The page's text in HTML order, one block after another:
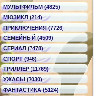
МУЛЬТФИЛЬМ (4825)
МЮЗИКЛ (214)
ПРИКЛЮЧЕНИЯ (7726)
СЕМЕЙНЫЙ (4509)
СЕРИАЛ (7478)
СПОРТ (946)
ТРИЛЛЕР (11769)
УЖАСЫ (7030)
ФАНТАСТИКА (5124)